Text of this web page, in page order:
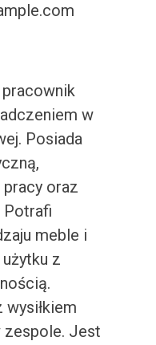
w
Posiada
oraz
Potrafi
meble i
z
zespole. Jest